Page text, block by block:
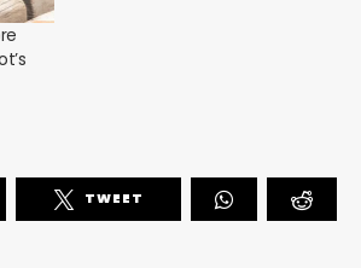
TWEET